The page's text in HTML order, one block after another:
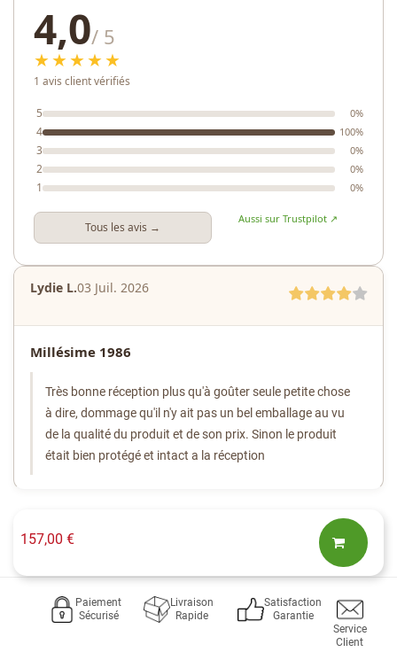
4,0/ 5
★★★★★
1 avis client vérifiés
5 0%
4 100%
3 0%
2 0%
1 0%
Tous les avis →
Aussi sur Trustpilot ↗
Lydie L.03 Juil. 2026
Millésime 1986
Très bonne réception plus qu'à goûter seule petite chose
à dire, dommage qu'il n'y ait pas un bel emballage au vu
de la qualité du produit et de son prix. Sinon le produit
était bien protégé et intact a la réception
157,00 €
Paiement
Sécurisé
Livraison
Rapide
Satisfaction
Garantie
Service
Client